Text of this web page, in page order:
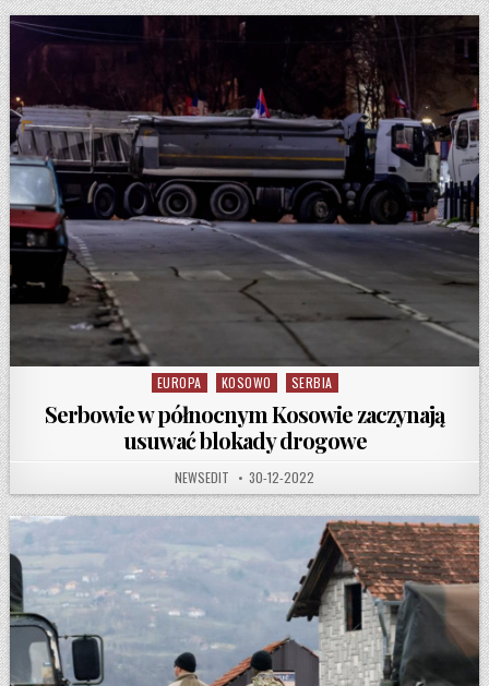
Posted in
EUROPA KOSOWO SERBIA
Serbowie w północnym Kosowie zaczynają
usuwać blokady drogowe
AUTHOR:
NEWSEDIT PUBLISHED DATE:
30-12-2022